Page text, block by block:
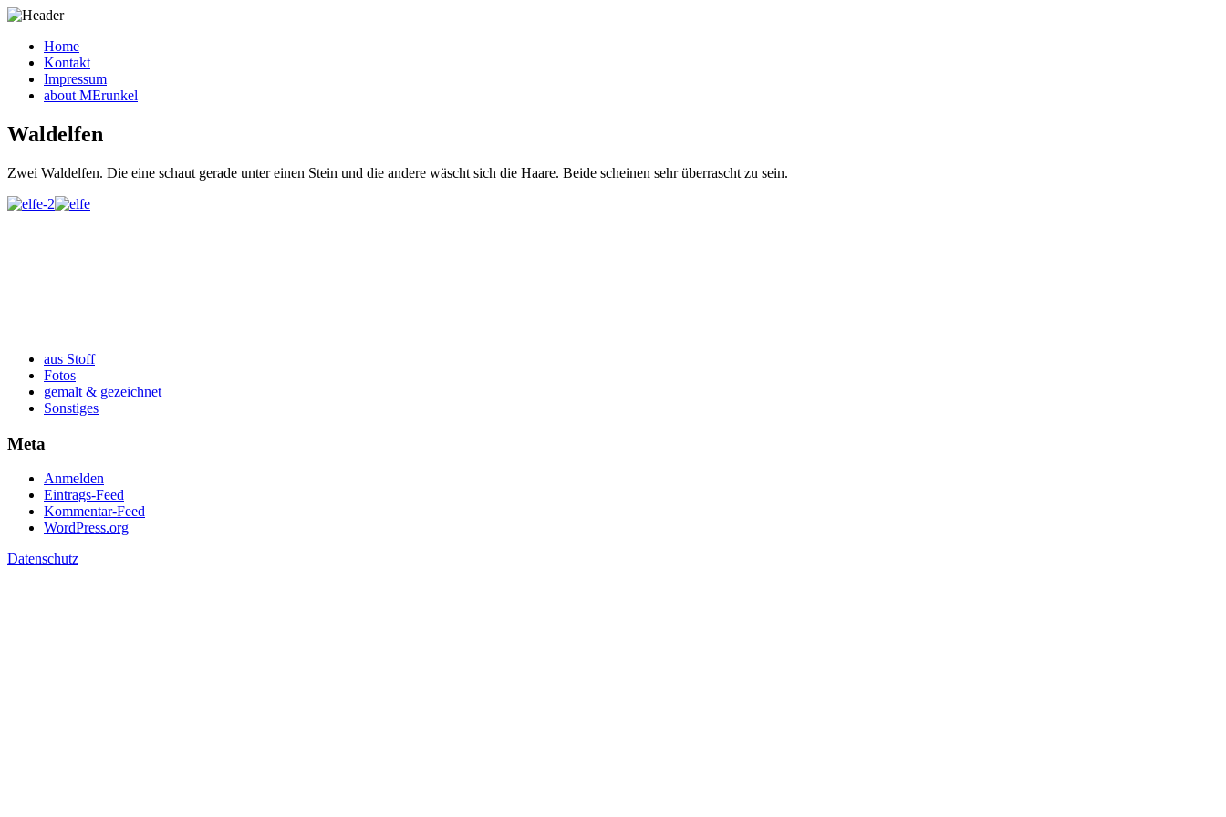
Home
Kontakt
Impressum
about MErunkel
Waldelfen
Zwei Waldelfen. Die eine schaut gerade unter einen Stein und die andere wäscht sich die Haare. Beide scheinen sehr überrascht zu sein.
aus Stoff
Fotos
gemalt & gezeichnet
Sonstiges
Meta
Anmelden
Eintrags-Feed
Kommentar-Feed
WordPress.org
Datenschutz